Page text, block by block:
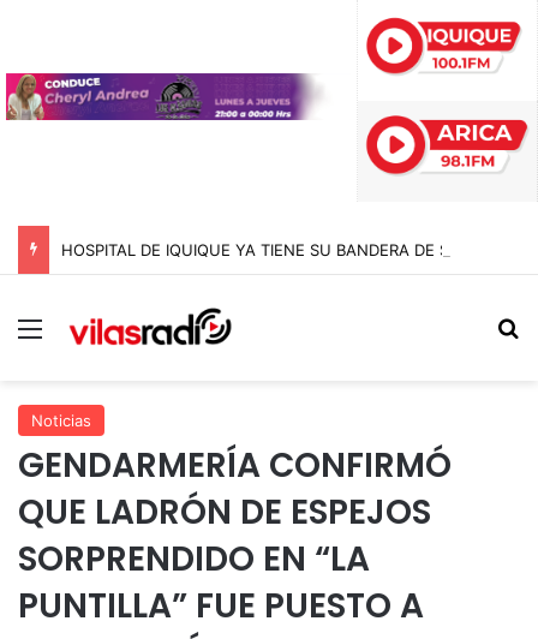
Menú
Noticias
GENDARMERÍA CONFIRMÓ
QUE LADRÓN DE ESPEJOS
SORPRENDIDO EN “LA
PUNTILLA” FUE PUESTO A